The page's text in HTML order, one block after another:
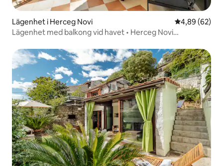
Lägenhet i Herceg Novi 4,89 av 5 i
4,89 (62)
Lägenhet med balkong vid havet • Herceg Novi